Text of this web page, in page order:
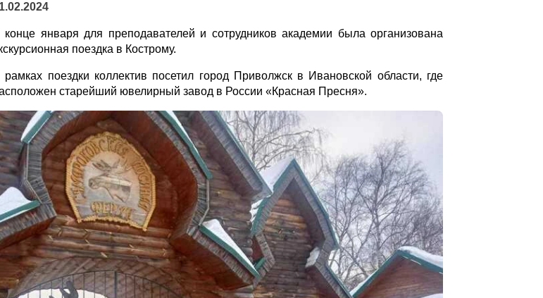
конце января для преподавателей и сотрудников академии была организована
поездка в Кострому.
рамках поездки коллектив посетил город Приволжск в Ивановской области, где
старейший ювелирный завод в России «Красная Пресня».